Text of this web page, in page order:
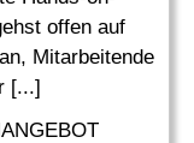
offen auf
Mitarbeitende
[...]